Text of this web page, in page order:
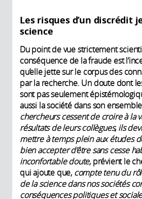
Les risques d’un discrédit
science
Du point de vue strictement
conséquence de la fraude est
qu’elle jette sur le corpus des
par la recherche. Un doute dont
sont pas seulement
aussi la société dans son
chercheurs cessent de croire à la
résultats de leurs collègues, ils
mettre à temps plein aux études
bien accepter d’être sans cesse
inconfortable doute,prévient le
qui ajoute que, compte tenu du
de la science dans nos sociétés
conséquences politiques et